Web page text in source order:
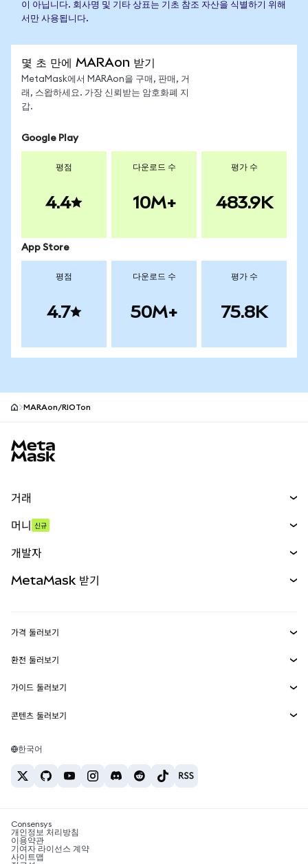
이 아닙니다. 회사명 및 기타 상표는 기초 참조 자산을 식별하기 위해
서만 사용됩니다.
몇 초 만에 MARAon 받기
MetaMask에서 MARAon을 구매, 판매, 거
래, 스왑하세요. 가장 신뢰받는 암호화폐 지
갑.
Google Play
평점
4.4
다운로드 수
10M+
평가 수
483.9K
App Store
평점
4.7
다운로드 수
50M+
평가 수
75.8K
MARAon/RIOTon
거래
무기한 선물
실물자산
머니 신규
개발자
MetaMask Connect
Snaps
웹3 서비스
MetaMask 받기
보안
고객 지원
채용
가격 둘러보기
이더리움 가격
솔라나 가격
테더 가격
환전 둘러보기
ETH를 USD로 환전
USDT를 INR로 환전
BTC를 INR로 환전
ETH를 USDT로 환전
가이드 둘러보기
ETH 매수
USDT 매수
SHIB 매수
BNB 매수
콘텐츠 둘러보기
솔라나 지갑
암호화폐 세금 뉴스
암호화폐 매수 방법
한국어
Consensys
개인정보 처리방침
이용약관
기여자 라이선스 계약
사이트맵